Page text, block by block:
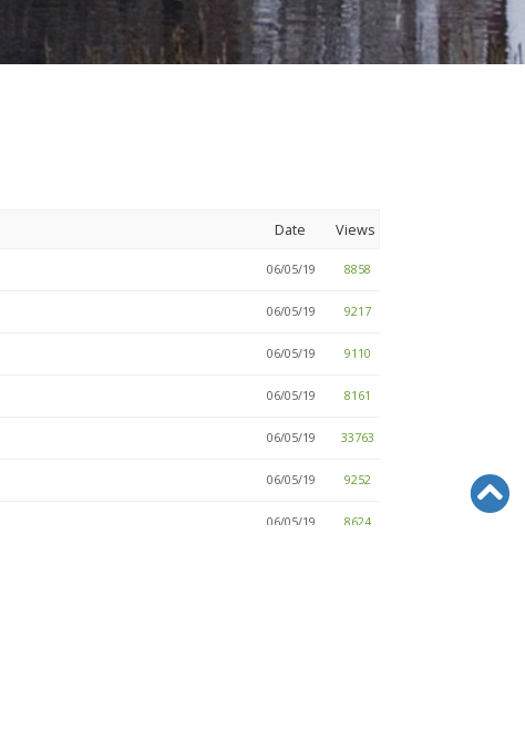
Date Views
06/05/19 8858
06/05/19 9217
06/05/19 9110
06/05/19 8161
06/05/19 33763
06/05/19 9252
06/05/19 8624